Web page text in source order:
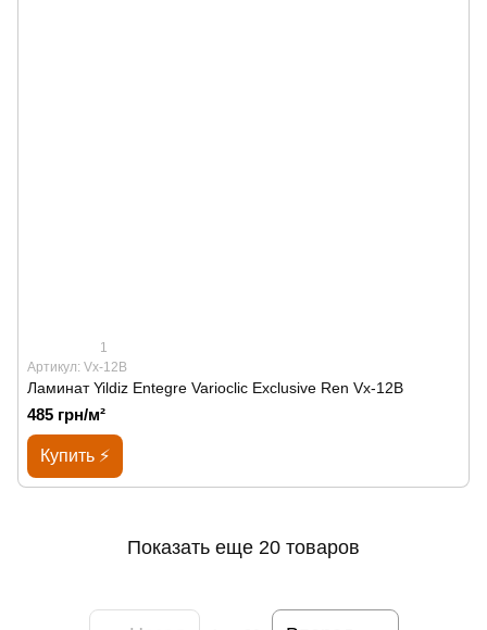
1
Артикул: Vx-12B
Ламинат Yildiz Entegre Varioclic Exclusive Ren Vx-12B
485 грн/м²
Купить ⚡
Показать еще 20 товаров